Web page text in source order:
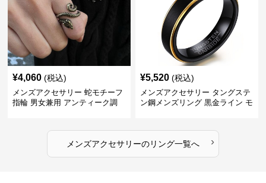
¥4,060 (税込)
メンズアクセサリー 蛇モチーフ
指輪 男女兼用 アンティーク調
¥5,520 (税込)
メンズアクセサリー タングステ
ン鋼メンズリング 黒金ライン モ
メンズアクセサリーのリング一覧へ ›